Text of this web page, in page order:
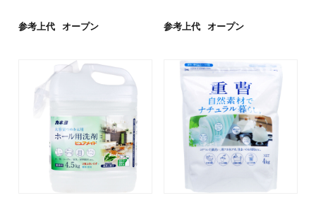
参考上代 オープン 参考上代 オープン